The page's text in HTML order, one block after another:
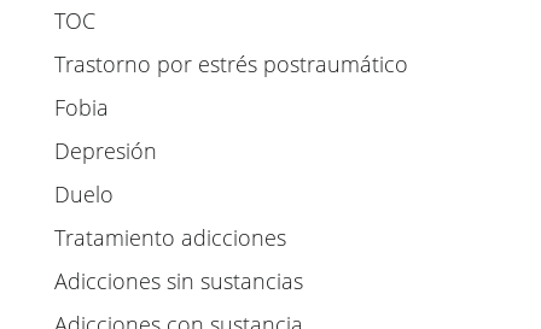
TOC
Trastorno por estrés postraumático
Fobia
Depresión
Duelo
Tratamiento adicciones
Adicciones sin sustancias